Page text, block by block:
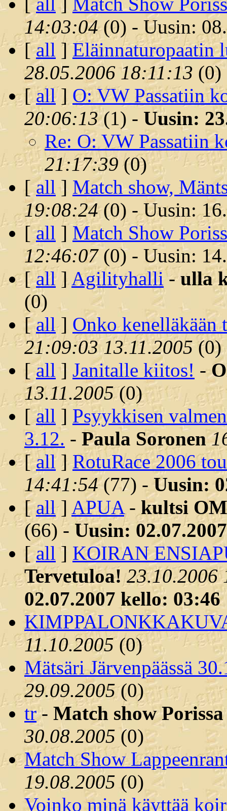
14:03:04(0) - Uusin:
[all ]Eläinnaturopaatin
28.05.2006 18:11:13 (0)
[all] O: VW Passatiin
20:06:13(1) - Uusin:
Re: O: VW Passatiin
21:17:39 (0)
[all ] Match show,
19:08:24(0) - Uusin:
[all ] Match Show
12:46:07(0) - Uusin:
[all]Agilityhalli -ulla
(0)
[all] Onko kenelläkään
21:09:03 13.11.2005 (0)
[all ] Janitalle kiitos! -
13.11.2005(0)
[all ] Psyykkisen
3.12. - Paula Soronen
[all]RotuRace 2006
14:41:54(77) - Uusin:
[all] APUA- kultsi
(66) - Uusin:
[all ] KOIRAN
Tervetuloa! 23.10.2006
02.07.2007 kello: 03:46
11.10.2005(0)
Mätsäri Järvenpäässä
29.09.2005(0)
tr- Match show Porissa
30.08.2005 (0)
Match Show
19.08.2005 (0)
Voinko minä käyttää